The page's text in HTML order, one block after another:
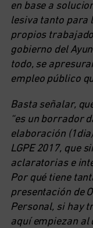
en base a
lesiva tanto para
propios
gobierno del
todo, se
empleo público
Basta señalar,
“es un borrador
elaboración
LGPE 2017, que
aclaratorias e
Por qué tiene
presentación de
Personal, si hay
aquí empiezan al